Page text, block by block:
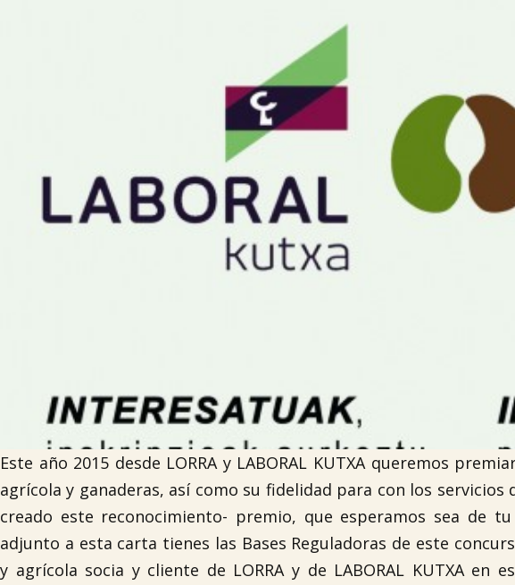
Este año 2015 desde LORRA y LABORAL KUTXA queremos
agrícola y ganaderas, así como su fidelidad para con los servicios
creado este reconocimiento- premio, que esperamos sea de
adjunto a esta carta tienes las Bases Reguladoras de este
y agrícola socia y cliente de LORRA y de LABORAL KUTXA en